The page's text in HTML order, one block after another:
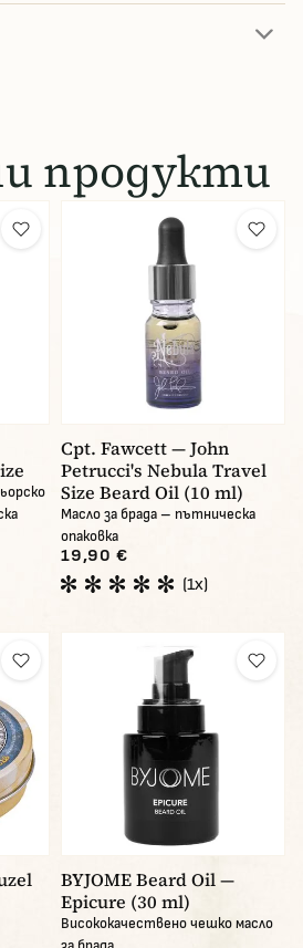
продукти
Cpt. Fawcett — John
Petrucci's Nebula Travel
Size Beard Oil (10 ml)
Масло за брада – пътническа
опаковка
19,90 €
(1x)
BYJOME Beard Oil —
Epicure (30 ml)
Висококачествено чешко масло